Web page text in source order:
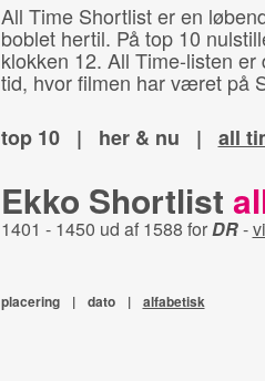
All Time Shortlist er en
boblet hertil. På top 10
klokken 12. All Time-listen
tid, hvor filmen har været på
top 10
| her & nu | all
Ekko Shortlist
1401 - 1450 ud af 1588 forDR-
placering | dato | alfabetisk